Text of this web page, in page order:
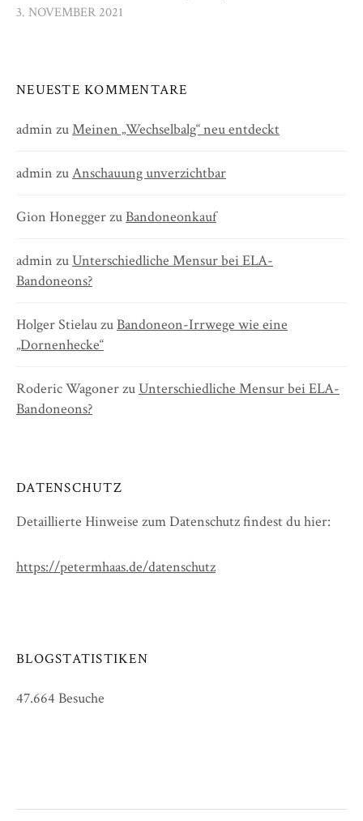
3. NOVEMBER 2021
NEUESTE KOMMENTARE
admin zuMeinen „Wechselbalg“ neu entdeckt
admin zuAnschauung unverzichtbar
Gion HoneggerzuBandoneonkauf
admin zuUnterschiedliche Mensur bei ELA-
Bandoneons?
Holger StielauzuBandoneon-Irrwege wie eine
„Dornenhecke“
Roderic WagonerzuUnterschiedliche Mensur bei ELA-
Bandoneons?
DATENSCHUTZ
Detaillierte Hinweise zum Datenschutz findest du hier:
https://petermhaas.de/datenschutz
BLOGSTATISTIKEN
47.664 Besuche